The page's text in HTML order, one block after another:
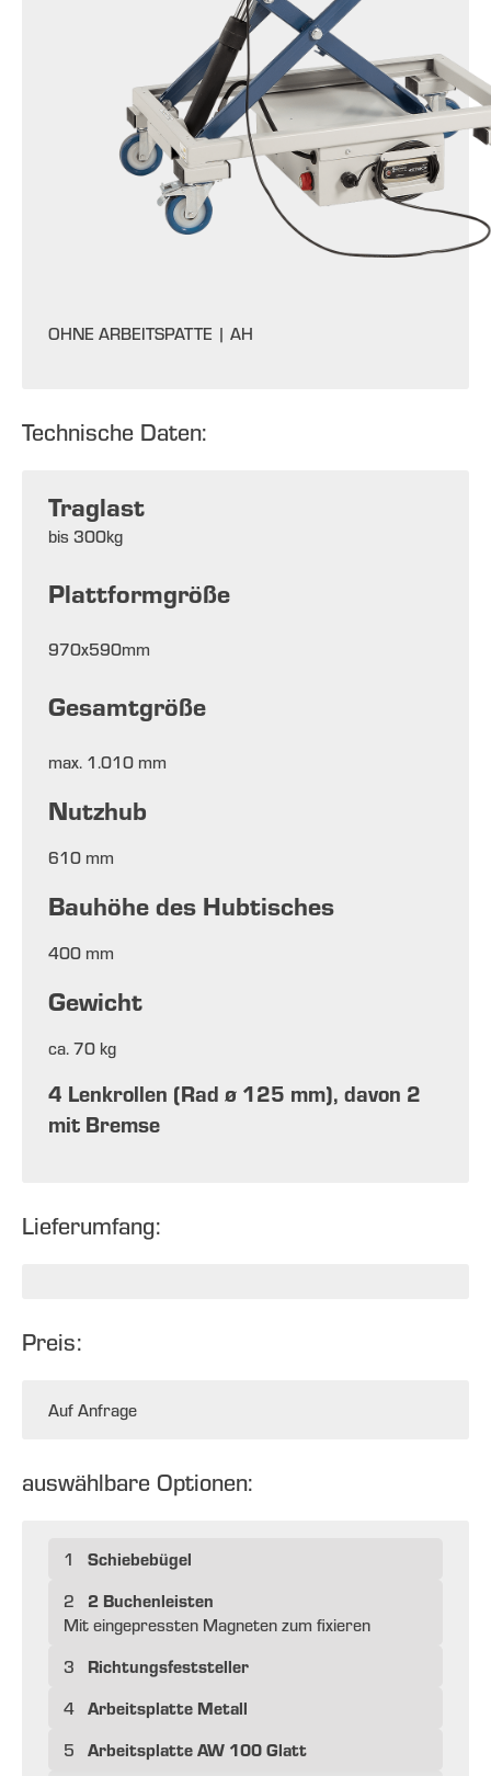
OHNE ARBEITSPATTE | AH
Technische Daten:
Traglast
bis 300kg
Plattformgröße
970x590mm
Gesamtgröße
max. 1.010 mm
Nutzhub
610 mm
Bauhöhe des Hubtisches
400 mm
Gewicht
ca. 70 kg
4 Lenkrollen (Rad ø 125 mm), davon 2
mit Bremse
Lieferumfang:
Preis:
Auf Anfrage
auswählbare Optionen:
1 Schiebebügel
2 2 Buchenleisten
Mit eingepressten Magneten zum fixieren
3
Richtungsfeststeller
4 Arbeitsplatte Metall
5 Arbeitsplatte AW 100 Glatt